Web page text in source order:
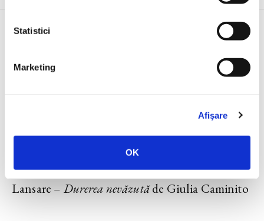
Statistici
Marketing
Afişare
OK
Lansarea volumului Noul ghid al nesimțitului,
cu Radu Paraschivescu, Dan Byron și Cristian
Lansare – Durerea nevăzutăde Giulia Caminito